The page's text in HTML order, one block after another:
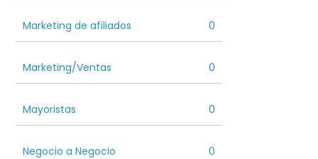
Marketing de afiliados 0
Marketing/Ventas 0
Mayoristas 0
Negocio a Negocio 0